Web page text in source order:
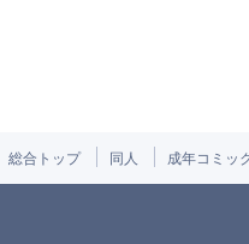
総合トップ 同人 成年コミッ